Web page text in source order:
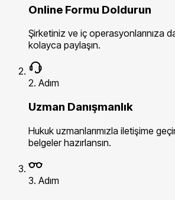
Online Formu Doldurun
Şirketiniz ve iç operasyonlarınıza
kolayca paylaşın.
2. Adım
Uzman Danışmanlık
Hukuk uzmanlarımızla iletişime
belgeler hazırlansın.
3. Adım